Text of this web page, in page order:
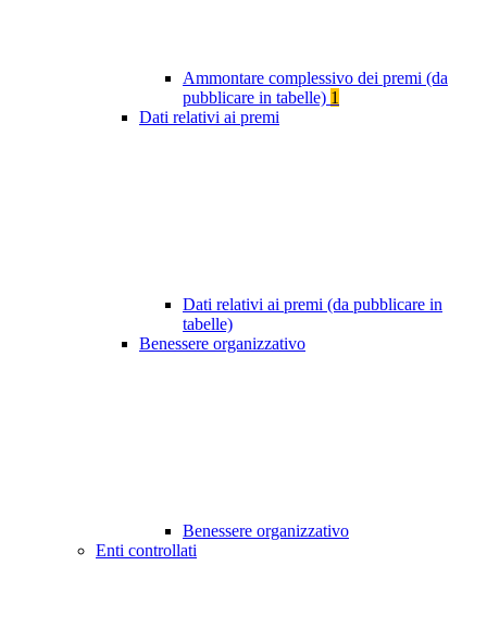
Ammontare complessivo dei premi (da
pubblicare in tabelle) 1
Dati relativi ai premi
Dati relativi ai premi (da pubblicare in
tabelle)
Benessere organizzativo
Benessere organizzativo
Enti controllati